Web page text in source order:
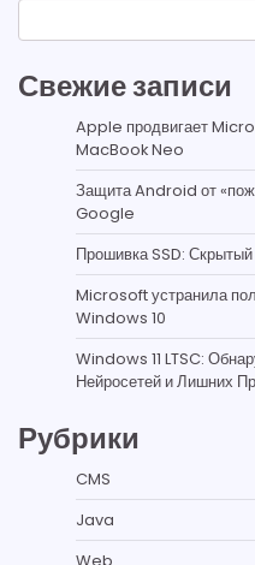
Свежие записи
Apple продвигает
MacBook Neo
Защита Android от
Google
Прошивка SSD:
Microsoft устранила
Windows 10
Windows 11 LTSC:
Нейросетей и Лишних
Рубрики
CMS
Java